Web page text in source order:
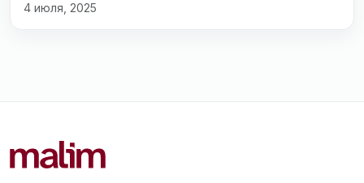
4 июля, 2025